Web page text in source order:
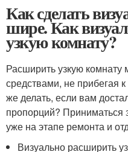
Как сделать
шире. Как
узкую комнату?
Расширить узкую
средствами, не прибегая
же делать, если вам
пропорций? Приниматься
уже на этапе ремонта и
Визуально расширить